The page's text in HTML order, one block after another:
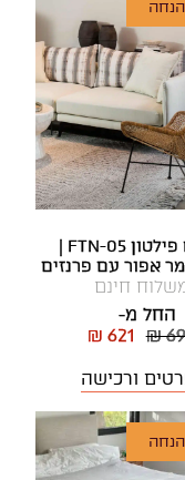
אפור עם פרנזים
חינם
החל מ-
₪
₪ 621
ורכישה